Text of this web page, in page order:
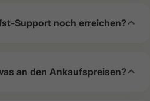
Support noch erreichen?
an den Ankaufspreisen?